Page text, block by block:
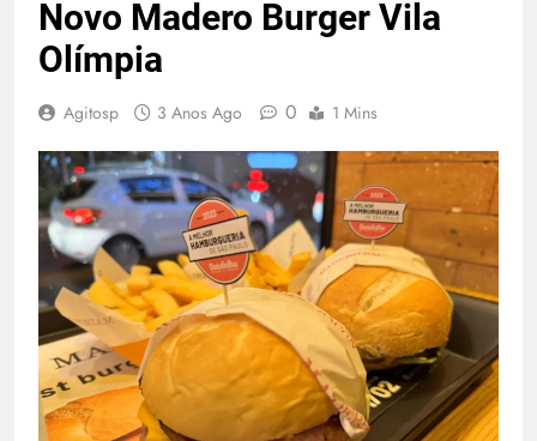
Novo Madero Burger Vila
Olímpia
Agitosp 3 Anos Ago 0 1 Mins